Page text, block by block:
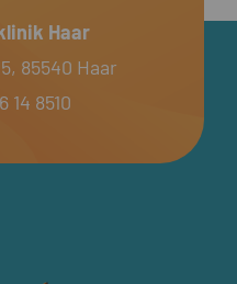
Haar
85540 Haar
14 8510